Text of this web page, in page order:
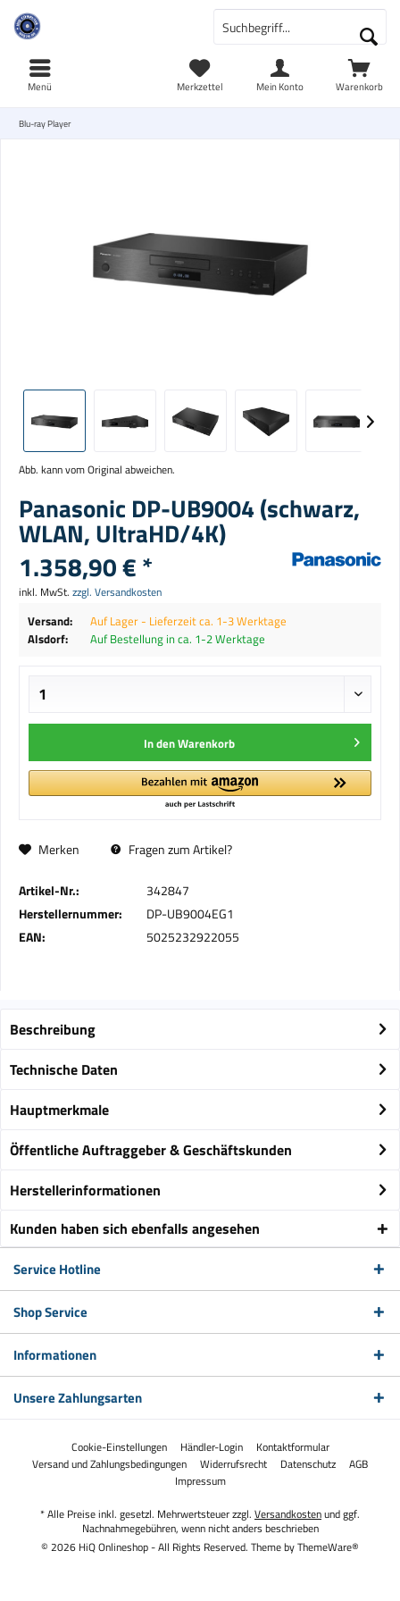
Warenkorb
Merkzettel Mein Konto
Menü
Blu-ray Player
Abb. kann vom Original abweichen.
Panasonic DP-UB9004 (schwarz,
WLAN, UltraHD/4K)
1.358,90 € *
inkl. MwSt. zzgl. Versandkosten
Versand:
Auf Lager - Lieferzeit ca. 1-3 Werktage
Alsdorf:
Auf Bestellung in ca. 1-2 Werktage
In denWarenkorb
Merken Fragen zum Artikel?
Artikel-Nr.:
342847
Herstellernummer:
DP-UB9004EG1
EAN:
5025232922055
Beschreibung
Technische Daten
Hauptmerkmale
Öffentliche Auftraggeber & Geschäftskunden
Herstellerinformationen
Kunden haben sich ebenfalls angesehen
Service Hotline
Shop Service
Informationen
Unsere Zahlungsarten
Cookie-Einstellungen Händler-Login
Kontaktformular
Versand und Zahlungsbedingungen
Widerrufsrecht Datenschutz
AGB
Impressum
* Alle Preise inkl. gesetzl. Mehrwertsteuer zzgl. Versandkostenund ggf.
Nachnahmegebühren, wenn nicht anders beschrieben
© 2026 HiQ Onlineshop - All Rights Reserved. Theme byThemeWare®